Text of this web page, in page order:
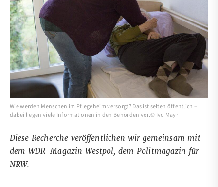
Wie werden Menschen im Pflegeheim versorgt? Das ist selten öffentlich –
dabei liegen viele Informationen in den Behörden vor.© Ivo Mayr
Diese Recherche veröffentlichen wir gemeinsam mit
dem WDR-Magazin Westpol, dem Politmagazin für
NRW.